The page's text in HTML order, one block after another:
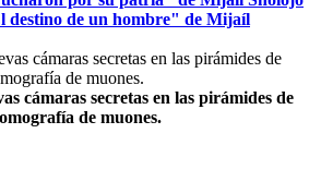
destino de un hombre" de Mijaíl
cámaras secretas en las pirámides de
de muones.